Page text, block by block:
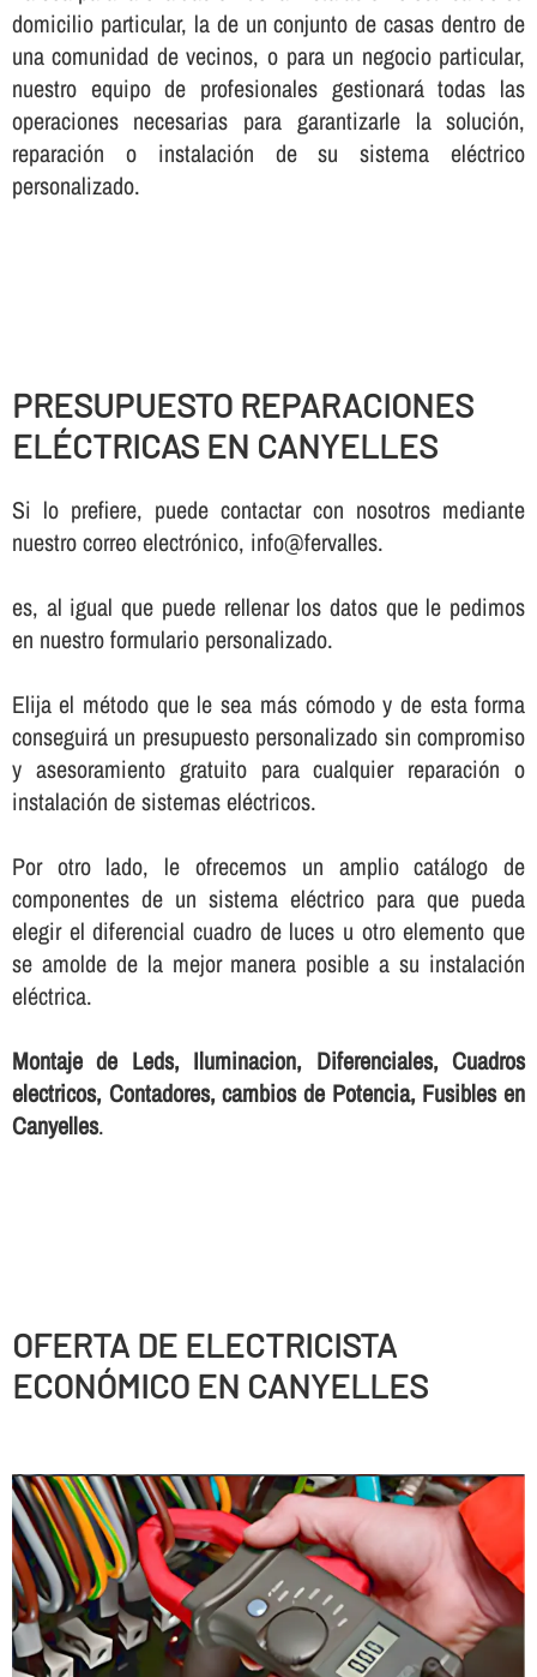
domicilio particular, la de un conjunto de casas dentro de
una comunidad de vecinos, o para un negocio particular,
nuestro equipo de profesionales gestionará todas las
operaciones necesarias para garantizarle la solución,
reparación o instalación de su sistema eléctrico
personalizado.
PRESUPUESTO REPARACIONES
ELÉCTRICAS EN CANYELLES
Si lo prefiere, puede contactar con nosotros mediante
nuestro correo electrónico, info@fervalles.
es, al igual que puede rellenar los datos que le pedimos
en nuestro formulario personalizado.
Elija el método que le sea más cómodo y de esta forma
conseguirá un presupuesto personalizado sin compromiso
y asesoramiento gratuito para cualquier reparación o
instalación de sistemas eléctricos.
Por otro lado, le ofrecemos un amplio catálogo de
componentes de un sistema eléctrico para que pueda
elegir el diferencial cuadro de luces u otro elemento que
se amolde de la mejor manera posible a su instalación
eléctrica.
Montaje de Leds, Iluminacion, Diferenciales, Cuadros
electricos, Contadores, cambios de Potencia, Fusibles en
Canyelles.
OFERTA DE ELECTRICISTA
ECONÓMICO EN CANYELLES